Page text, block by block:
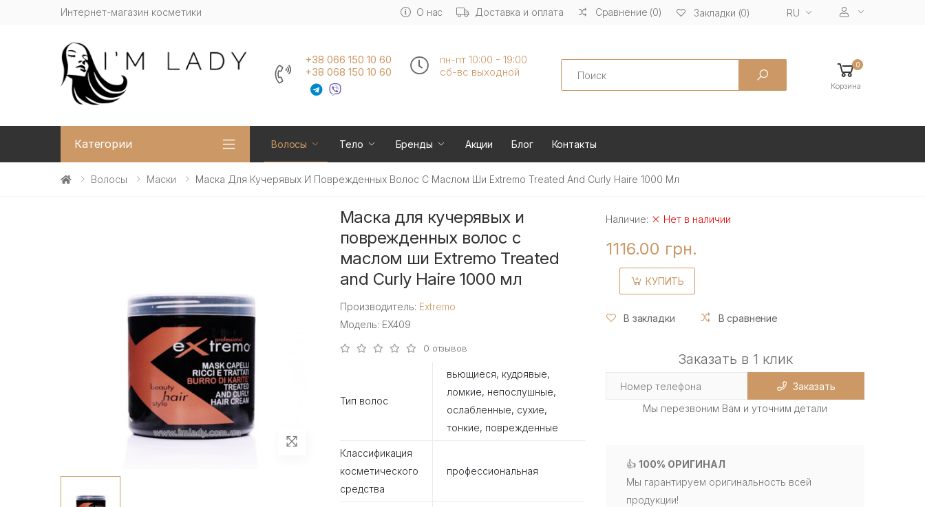
Интернет-магазин косметики О нас Доставка и оплата Сравнение (0) Закладки (0) RU
+38 066 150 10 60
+38 068 150 10 60
пн-пт 10:00 - 19:00
сб-вс выходной
Search 0
Корзина
Категории Волосы Тело Бренды Акции Блог Контакты
Волосы Маски Маска Для Кучерявых И Поврежденных Волос С Маслом Ши Extremo Treated And Curly Haire 1000 Мл
Маска для кучерявых и
поврежденных волос с
маслом ши Extremo Treated
and Curly Haire 1000 мл
Производитель: Extremo
Модель: EX409
0 отзывов
Тип волос
вьющиеся, кудрявые,
ломкие, непослушные,
ослабленные, сухие,
тонкие, поврежденные
Классификация
косметического
средства
профессиональная
Наличие: Нет в наличии
1116.00 грн.
КУПИТЬ
В закладки В сравнение
Заказать в 1 клик
Заказать
Мы перезвоним Вам и уточним детали
👍 100% ОРИГИНАЛ
Мы гарантируем оригинальность всей
продукции!